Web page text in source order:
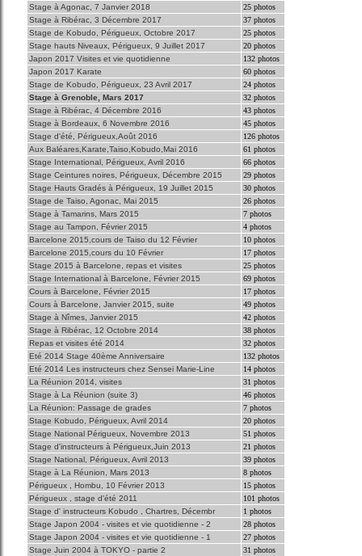
Stage à Agonac, 7 Janvier 2018
25 photos
Stage à Ribérac, 3 Décembre 2017
37 photos
Stage de Kobudo, Périgueux, Octobre 2017
25 photos
Stage hauts Niveaux, Périgueux, 9 Juillet 2017
20 photos
Japon 2017 Visites et vie quotidienne
132 photos
Japon 2017 Karate
60 photos
Stage de Kobudo, Périgueux, 23 Avril 2017
24 photos
Stage à Grenoble, Mars 2017
32 photos
Stage à Ribérac, 4 Décembre 2016
43 photos
Stage à Bordeaux, 6 Novembre 2016
45 photos
Stage d'été, Périgueux,Août 2016
126 photos
Aux Baléares,Karate,Taiso,Kobudo,Mai 2016
61 photos
Stage International, Périgueux, Avril 2016
66 photos
Stage Ceintures noires, Périgueux, Décembre 2015
29 photos
Stage Hauts Gradés à Périgueux, 19 Juillet 2015
30 photos
Stage de Taiso, Agonac, Mai 2015
26 photos
Stage à Tamarins, Mars 2015
7 photos
Stage au Tampon, Février 2015
4 photos
Barcelone 2015,cours de Taiso du 12 Février
10 photos
Barcelone 2015,cours du 10 Février
17 photos
Stage 2015 à Barcelone, repas et visites
25 photos
Stage International à Barcelone, Février 2015
69 photos
Cours à Barcelone, Février 2015
17 photos
Cours à Barcelone, Janvier 2015, suite
49 photos
Stage à Nîmes, Janvier 2015
42 photos
Stage à Ribérac, 12 Octobre 2014
38 photos
Repas et visites été 2014
32 photos
Eté 2014 Stage 40ème Anniversaire
132 photos
Eté 2014 Les instructeurs chez Sensei Marie-Line
14 photos
La Réunion 2014, visites
31 photos
Stage à La Réunion (suite 3)
46 photos
La Réunion: Passage de grades
7 photos
Stage Kobudo, Périgueux, Avril 2014
20 photos
Stage National Périgueux, Novembre 2013
51 photos
Stage d'instructeurs à Périgueux,Juin 2013
21 photos
Stage National, Périgueux, Avril 2013
39 photos
Stage à La Réunion, Mars 2013
8 photos
Périgueux , Hombu, 10 Février 2013
15 photos
Périgueux , stage d'été 2011
101 photos
Stage d' instructeurs Kobudo , Chartres, Décembr
1 photos
Stage Japon 2004 - visites et vie quotidienne - 2
28 photos
Stage Japon 2004 - visites et vie quotidienne - 1
27 photos
Stage Juin 2004 à TOKYO - partie 2
31 photos